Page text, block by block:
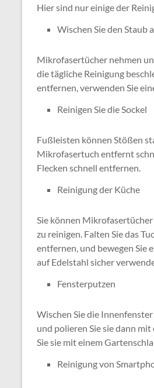
Hier sind nur einige der
Wischen Sie den Staub
Mikrofasertücher nehmen
die tägliche Reinigung
entfernen, verwenden Sie
Reinigen Sie die Sockel
Fußleisten können Stößen
Mikrofasertuch entfernt
Flecken schnell entfernen.
Reinigung der Küche
Sie können
zu reinigen. Falten Sie das
entfernen, und bewegen Sie
auf Edelstahl sicher
Fensterputzen
Wischen Sie die
und polieren Sie sie dann
Sie sie mit einem
Reinigung von